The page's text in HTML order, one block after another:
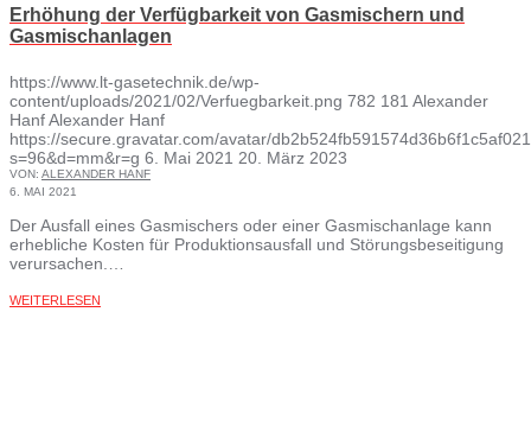
Erhöhung der Verfügbarkeit von Gasmischern und
Gasmischanlagen
https://www.lt-gasetechnik.de/wp-
content/uploads/2021/02/Verfuegbarkeit.png 782 181 Alexander
HanfAlexander Hanf
https://secure.gravatar.com/avatar/
s=96&d=mm&r=g 6. Mai 2021 20. März 2023
VON: ALEXANDER HANF
6. MAI 2021
Der Ausfall eines Gasmischers oder einer Gasmischanlage kann
erhebliche Kosten für Produktionsausfall und Störungsbeseitigung
verursachen.…
WEITERLESEN